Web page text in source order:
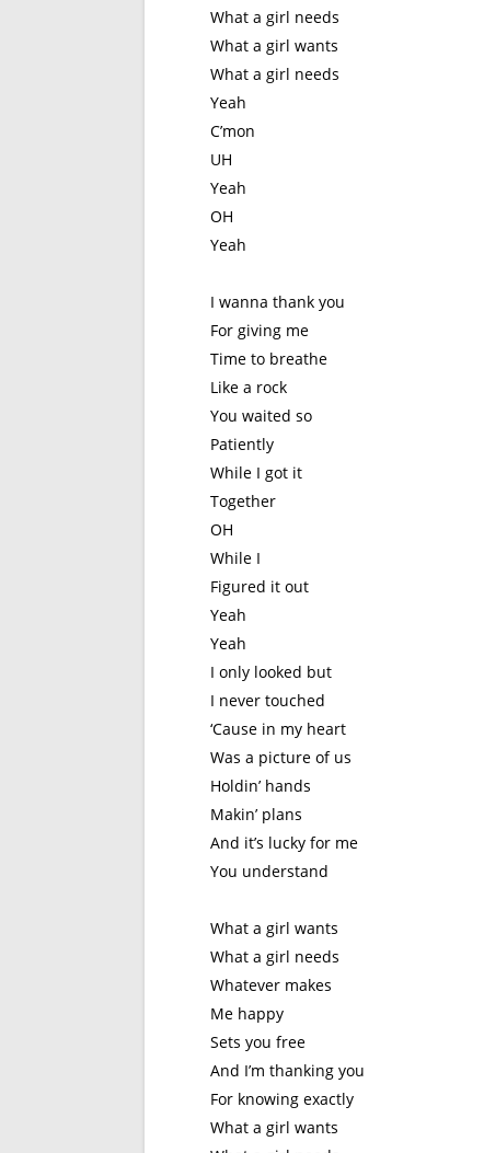
What a girl needs
What a girl wants
What a girl needs
Yeah
C’mon
UH
Yeah
OH
Yeah
I wanna thank you
For giving me
Time to breathe
Like a rock
You waited so
Patiently
While I got it
Together
OH
While I
Figured it out
Yeah
Yeah
I only looked but
I never touched
‘Cause in my heart
Was a picture of us
Holdin’ hands
Makin’ plans
And it’s lucky for me
You understand
What a girl wants
What a girl needs
Whatever makes
Me happy
Sets you free
And I’m thanking you
For knowing exactly
What a girl wants